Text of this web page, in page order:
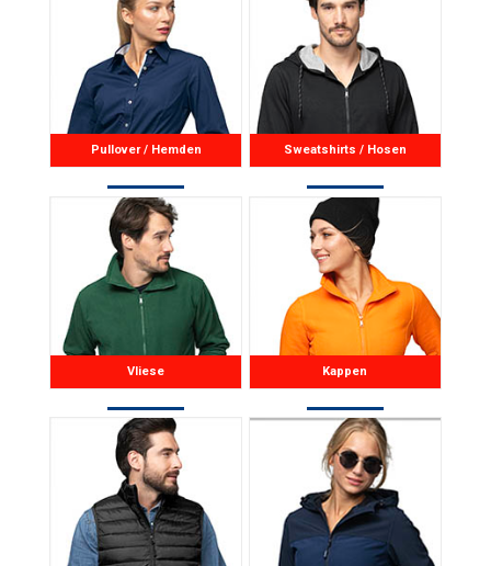
Pullover / Hemden Sweatshirts / Hosen
Vliese Kappen